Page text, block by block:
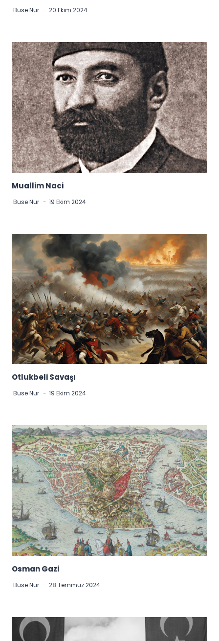
Buse Nur 20 Ekim 2024
Muallim Naci
Buse Nur 19 Ekim 2024
Otlukbeli Savaşı
Buse Nur 19 Ekim 2024
Osman Gazi
Buse Nur 28 Temmuz 2024